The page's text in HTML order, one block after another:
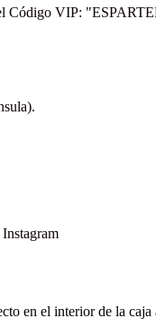
Código VIP:
en el interior de la caja